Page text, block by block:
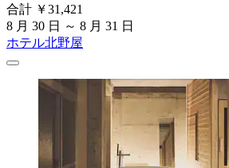
合計 ￥31,421
8 月 30 日 ～ 8 月 31 日
ホテル北野屋